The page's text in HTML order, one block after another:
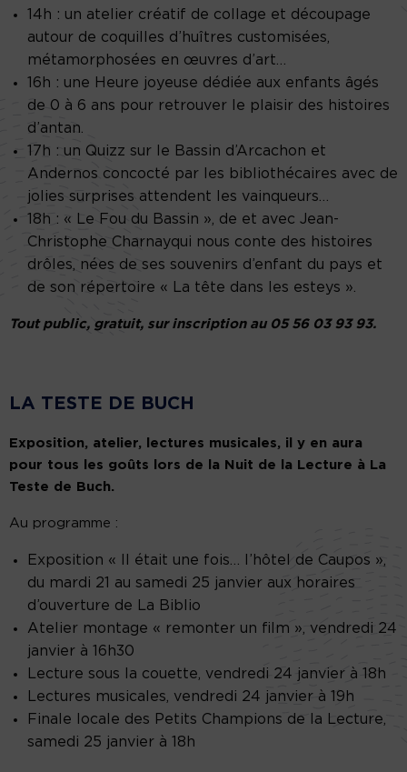
14h : un atelier créatif de collage et découpage
autour de coquilles d’huîtres customisées,
métamorphosées en œuvres d’art…
16h : une Heure joyeuse dédiée aux enfants âgés
de 0 à 6 ans pour retrouver le plaisir des histoires
d’antan.
17h : un Quizz sur le Bassin d’Arcachon et
Andernos concocté par les bibliothécaires avec de
jolies surprises attendent les vainqueurs…
18h : « Le Fou du Bassin », de et avec Jean-
Christophe Charnayqui nous conte des histoires
drôles, nées de ses souvenirs d’enfant du pays et
de son répertoire « La tête dans les esteys ».
Tout public, gratuit, sur inscription au 05 56 03 93 93.
LA TESTE DE BUCH
Exposition, atelier, lectures musicales, il y en aura
pour tous les goûts lors de la Nuit de la Lecture à La
Teste de Buch.
Au programme :
Exposition « Il était une fois… l’hôtel de Caupos »,
du mardi 21 au samedi 25 janvier aux horaires
d’ouverture de La Biblio
Atelier montage « remonter un film », vendredi 24
janvier à 16h30
Lecture sous la couette, vendredi 24 janvier à 18h
Lectures musicales, vendredi 24 janvier à 19h
Finale locale des Petits Champions de la Lecture,
samedi 25 janvier à 18h